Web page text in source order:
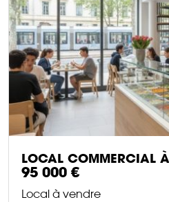
LOCAL COMMERCIAL
95 000 €
Local à vendre